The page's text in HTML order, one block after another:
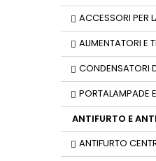
ACCESSORI PER
ALIMENTATORI E
CONDENSATORI
PORTALAMPADE
ANTIFURTO E
ANTIFURTO